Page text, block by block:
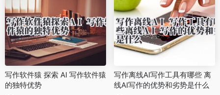
写作软件猿 探索 AI 写作软件猿
的独特优势
写作离线AI写作工具有哪些 离
线AI写作的优势和劣势是什么